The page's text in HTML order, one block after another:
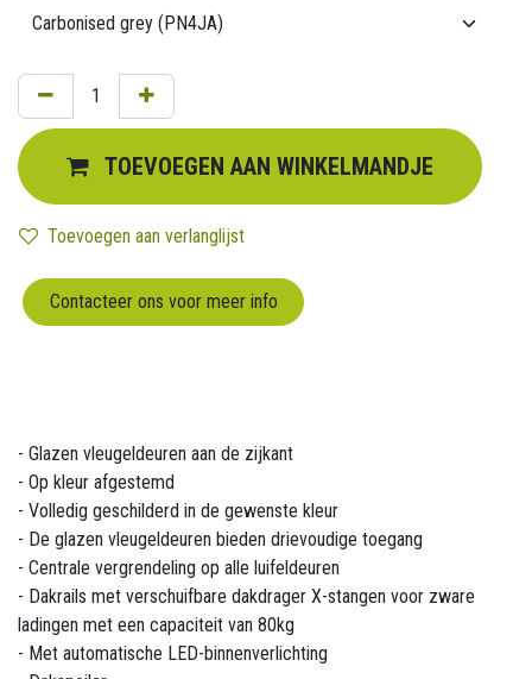
TOEVOEGEN AAN WINKELMANDJE
Toevoegen aan verlanglijst
Contacteer ons voor meer info
- Glazen vleugeldeuren aan de zijkant
- Op kleur afgestemd
- Volledig geschilderd in de gewenste kleur
- De glazen vleugeldeuren bieden drievoudige toegang
- Centrale vergrendeling op alle luifeldeuren
- Dakrails met verschuifbare dakdrager X-stangen voor zware
ladingen met een capaciteit van 80kg
- Met automatische LED-binnenverlichting